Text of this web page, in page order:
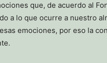
que, de acuerdo al
a lo que ocurre a nuestro
emociones, por eso la